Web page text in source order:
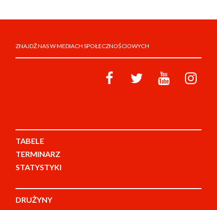
ZNAJDŹ NAS W MEDIACH SPOŁECZNOŚCIOWYCH
TABELE
TERMINARZ
STATYSTYKI
DRUŻYNY